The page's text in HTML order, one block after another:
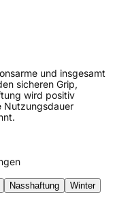
und insgesamt
sicheren Grip,
wird positiv
Nutzungsdauer
Nasshaftung
Winter